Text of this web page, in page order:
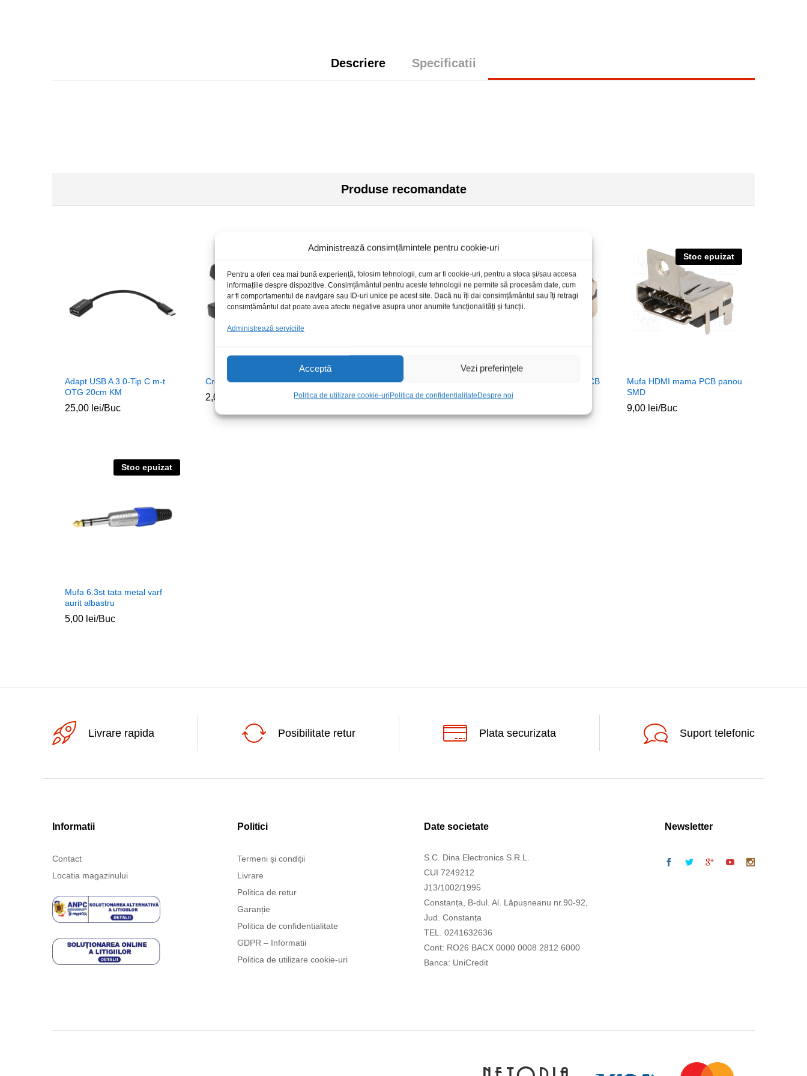
Administrează consimțămintele pentru cookie-uri
Pentru a oferi cea mai bună experiență, folosim tehnologii, cum ar fi cookie-uri, pentru a stoca și/sau accesa
informațiile despre dispozitive. Consimțământul pentru aceste tehnologii ne permite să procesăm date, cum
ar fi comportamentul de navigare sau ID-uri unice pe acest site. Dacă nu îți dai consimțământul sau îți retragi
consimțământul dat poate avea afecte negative asupra unor anumite funcționalități și funcții.
Administrează serviciile
Acceptă Vezi preferințele
Politica de utilizare cookie-uriPolitica de confidentialitateDespre noi
Descriere Specificatii
Produse recomandate
Adapt USB A 3.0-Tip C m-t
OTG 20cm KM
25,00 lei/Buc
Crocodil surub medii negru
2,00
Mufa USB A 3.0 tata fir lipire
6,00lei/Buc
Mufa HDMI mama 90grd PCB
SMD
Stoc epuizat
Mufa HDMI mama PCB panou
SMD
9,00 lei/Buc
Stoc epuizat
Mufa 6.3st tata metal varf
aurit albastru
5,00 lei/Buc
Livrare rapida Posibilitate retur Plata securizata Suport telefonic
Informatii
Contact
Locatia magazinului
Politici
Termeni și condiții
Livrare
Politica de retur
Garanție
Politica de confidentialitate
GDPR – Informatii
Politica de utilizare cookie-uri
Date societate
S.C. Dina Electronics S.R.L.
CUI 7249212
J13/1002/1995
Constanța, B-dul. Al. Lăpușneanu nr.90-92,
Jud. Constanța
TEL. 0241632636
Cont: RO26 BACX 0000 0008 2812 6000
Banca: UniCredit
Newsletter